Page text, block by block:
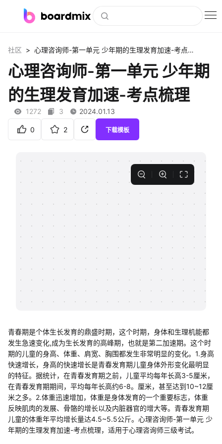
社区资源
会员
企业服务
客户案例
帮助中心
社区 > 心理咨询师-第一单元 少年期的生理发育加速-考点梳理
心理咨询师-第一单元 少年期
的生理发育加速-考点梳理
1272 3 2024.01.13
0 2 下载模板
青春期是个体生长发育的鼎盛时期，这个时期，身体和生理机能都
发生急速变化,成为生长发育的高峰期，也就是第二加速期。这个时
期的儿童的身高、体重、肩宽、胸围都发生非常明显的变化。1.身高
快速增长，身高的快速增长是青春发育期儿童身体外形变化最明显
的特征。据统计，在青春发育期之前，儿童平均每年长高3-5厘米，
在青春发育期期间，平均每年长高约6-8。厘米，甚至达到10~12厘
米之多。2.体重迅速增加，体重是身体发育的一个重要标志，体重
反映肌肉的发展、骨骼的增长以及内脏器官的增大等。青春发育期
儿童的体重年平均增长量达4.5~5.5公斤。心理咨询师-第一单元 少
年期的生理发育加速-考点梳理，适用于心理咨询师三级考试。